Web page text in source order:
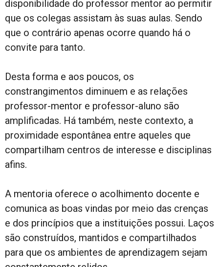
disponibilidade do professor mentor ao permitir
que os colegas assistam às suas aulas. Sendo
que o contrário apenas ocorre quando há o
convite para tanto.
Desta forma e aos poucos, os
constrangimentos diminuem e as relações
professor-mentor e professor-aluno são
amplificadas. Há também, neste contexto, a
proximidade espontânea entre aqueles que
compartilham centros de interesse e disciplinas
afins.
A mentoria oferece o acolhimento docente e
comunica as boas vindas por meio das crenças
e dos princípios que a instituições possui. Laços
são construídos, mantidos e compartilhados
para que os ambientes de aprendizagem sejam